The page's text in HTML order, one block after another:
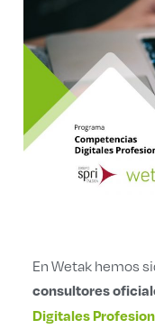
En Wetak hemos
consultores
Digitales